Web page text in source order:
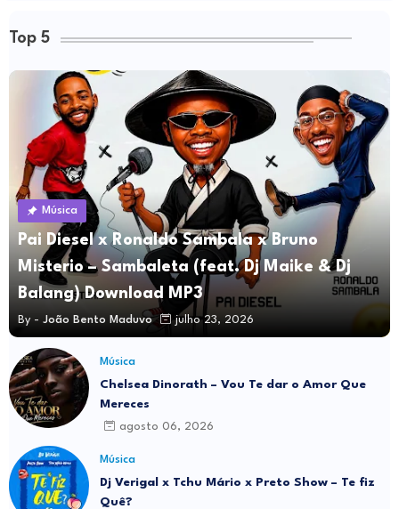
Top 5
Música
Pai Diesel x Ronaldo Sambala x Bruno
Misterio – Sambaleta (feat. Dj Maike & Dj
Balang) Download MP3
By - João Bento Maduvo julho 23, 2026
Música
Chelsea Dinorath – Vou Te dar o Amor Que
Mereces
agosto 06, 2026
Música
Dj Verigal x Tchu Mário x Preto Show – Te fiz
Quê?